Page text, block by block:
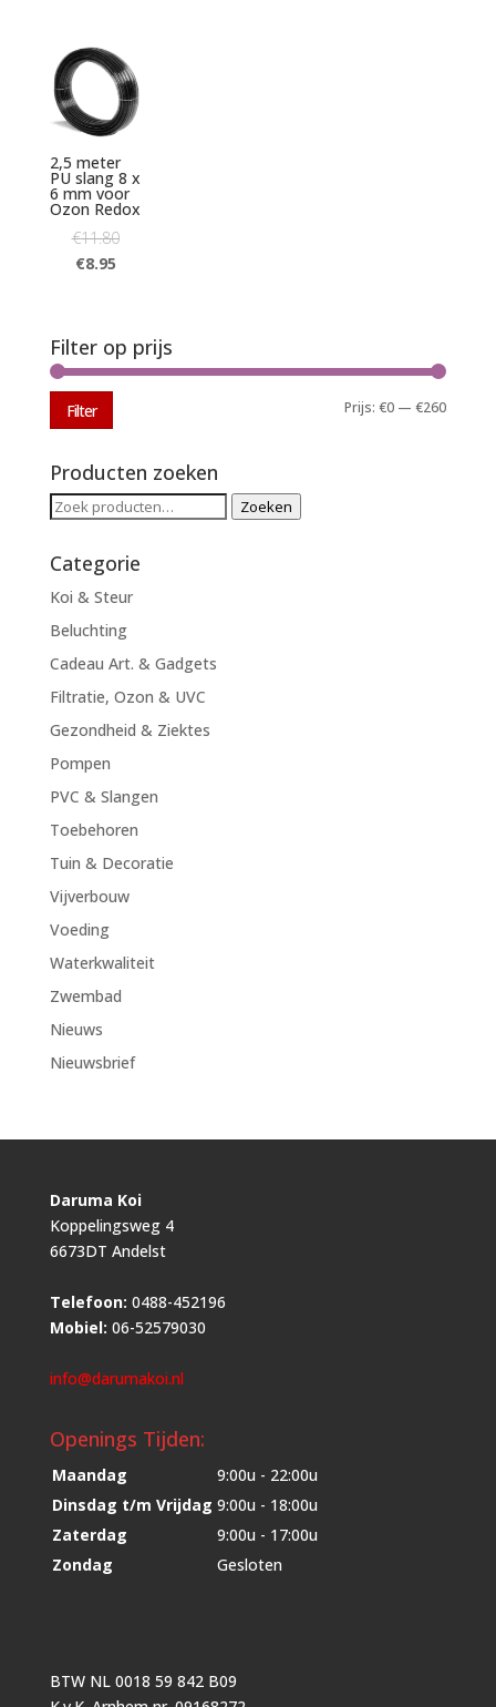
2,5 meter
PU slang 8 x
6 mm voor
Ozon Redox
€11.80
€8.95
Filter op prijs
Min.
Max.
Filter Prijs:€0 —€260
Producten zoeken
Zoeken
Zoeken
Categorie
Koi & Steur
Beluchting
Cadeau Art. & Gadgets
Filtratie, Ozon & UVC
Gezondheid & Ziektes
Pompen
PVC & Slangen
Toebehoren
Tuin & Decoratie
Vijverbouw
Voeding
Waterkwaliteit
Zwembad
Nieuws
Nieuwsbrief
Daruma Koi
Koppelingsweg 4
6673DT Andelst
Telefoon: 0488-452196
Mobiel: 06-52579030
info@darumakoi.nl
Openings Tijden:
Maandag
9:00u - 22:00u
Dinsdag t/m Vrijdag 9:00u - 18:00u
Zaterdag
9:00u - 17:00u
Zondag
Gesloten
BTW NL 0018 59 842 B09